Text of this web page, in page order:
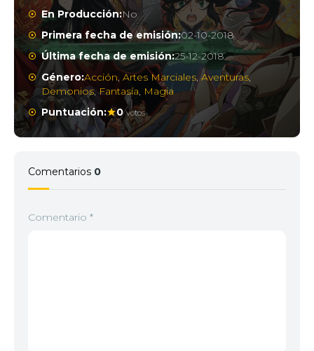
En Producción:No
Primera fecha de emisión:02-10-2018
Última fecha de emisión:25-12-2018
Género:Acción,Artes Marciales,Aventuras,
Demonios,Fantasía, Magia
Puntuación:
0 votos
Comentarios 0
Comentario *